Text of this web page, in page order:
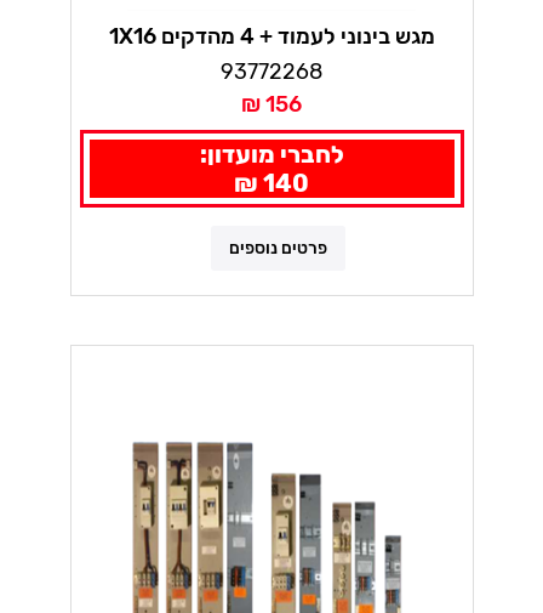
מגש בינוני לעמוד + 4 מהדקים 1X16
93772268
156 ₪
לחברי מועדון:
140 ₪
פרטים נוספים